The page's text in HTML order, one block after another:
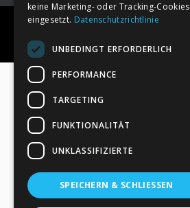
keine Marketing- oder Tracking-Cookies
eingesetzt. Datenschutzrichtlinie
UNBEDINGT ERFORDERLICH
PERFORMANCE
TARGETING
FUNKTIONALITÄT
UNKLASSIFIZIERTE
SPEICHERN & SCHLIESSEN